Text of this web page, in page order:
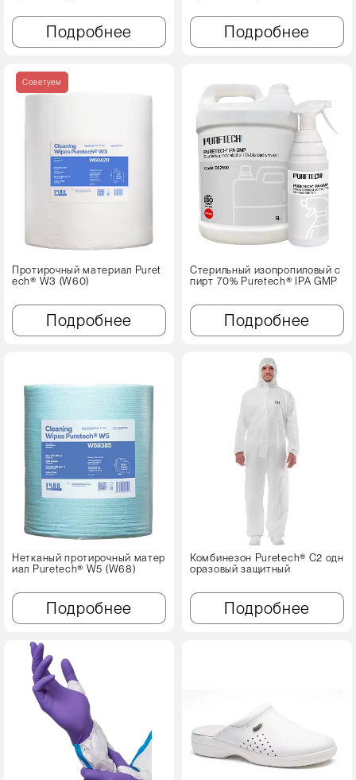
Подробнее Подробнее
Советуем
Протирочный материал Puret
ech® W3 (W60)
Подробнее
Стерильный изопропиловый с
пирт 70% Puretech® IPA GMP
Подробнее
Нетканый протирочный матер
иал Puretech® W5 (W68)
Подробнее
Комбинезон Puretech® C2 одн
оразовый защитный
Подробнее